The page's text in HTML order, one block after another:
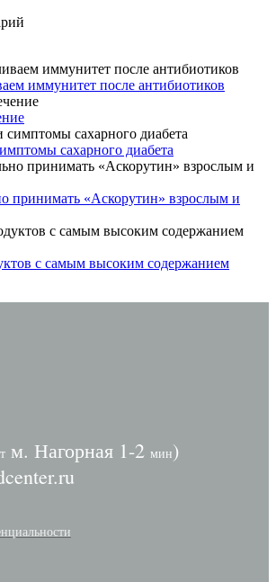
иммунитет после антибиотиков
сахарного диабета
принимать «Аскорутин» взрослым и
с самым высоким содержанием
м. Нагорная 1-2 мин)